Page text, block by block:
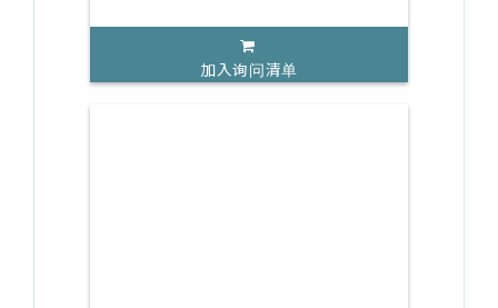
加入询问清单